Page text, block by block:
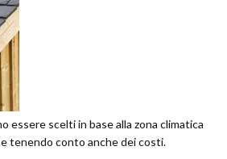
essere scelti in base alla zona climatica
tenendo conto anche dei costi.